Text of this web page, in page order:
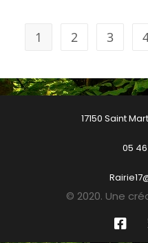
1 2 3
17150 Saint
05
© 2020. Une